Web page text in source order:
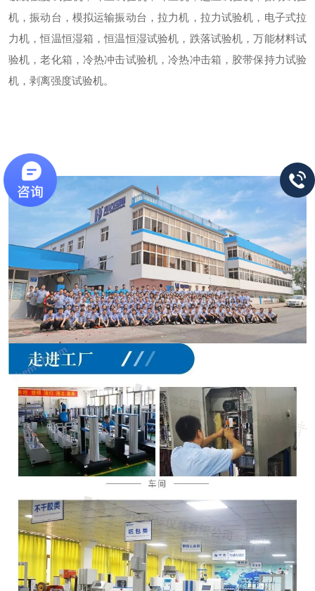
机，振动台，模拟运输振动台，拉力机，拉力试验机，电子式拉
力机，恒温恒湿箱 ，恒温恒湿试验机，跌落试验机，万能材料试
验机，老化箱，冷热冲击试验机，冷热冲击箱，胶带保持力试验
机，剥离强度试验机。